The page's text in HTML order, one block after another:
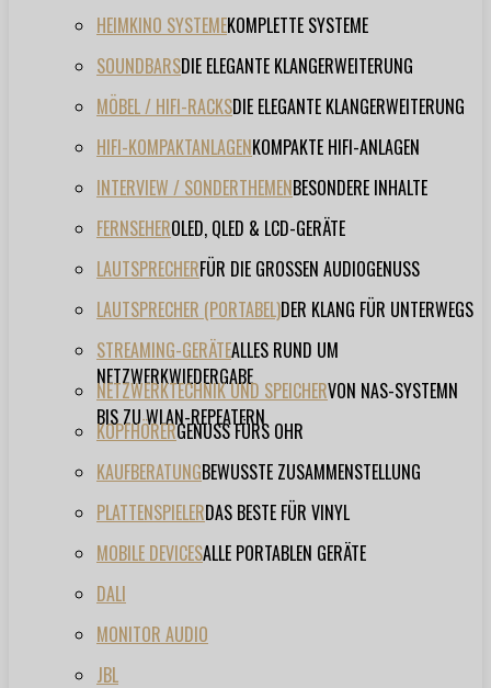
HEIMKINO SYSTEMEKOMPLETTE SYSTEME
SOUNDBARSDIE ELEGANTE KLANGERWEITERUNG
MÖBEL / HIFI-RACKSDIE ELEGANTE KLANGERWEITERUNG
HIFI-KOMPAKTANLAGENKOMPAKTE HIFI-ANLAGEN
INTERVIEW / SONDERTHEMENBESONDERE INHALTE
FERNSEHEROLED, QLED & LCD-GERÄTE
LAUTSPRECHERFÜR DIE GROSSEN AUDIOGENUSS
LAUTSPRECHER (PORTABEL)DER KLANG FÜR UNTERWEGS
STREAMING-GERÄTEALLES RUND UM
NETZWERKWIEDERGABE
NETZWERKTECHNIK UND SPEICHERVON NAS-SYSTEMN
BIS ZU WLAN-REPEATERN
KOPFHÖRERGENUSS FÜRS OHR
KAUFBERATUNGBEWUSSTE ZUSAMMENSTELLUNG
PLATTENSPIELERDAS BESTE FÜR VINYL
MOBILE DEVICESALLE PORTABLEN GERÄTE
DALI
MONITOR AUDIO
JBL